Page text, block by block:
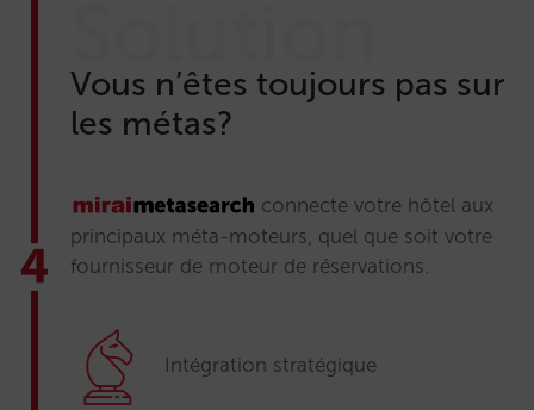
Vous n’êtes toujours pas sur
les métas?
connecte votre hôtel aux
principaux méta-moteurs, quel que soit votre
fournisseur de moteur de réservations.
Intégration stratégique